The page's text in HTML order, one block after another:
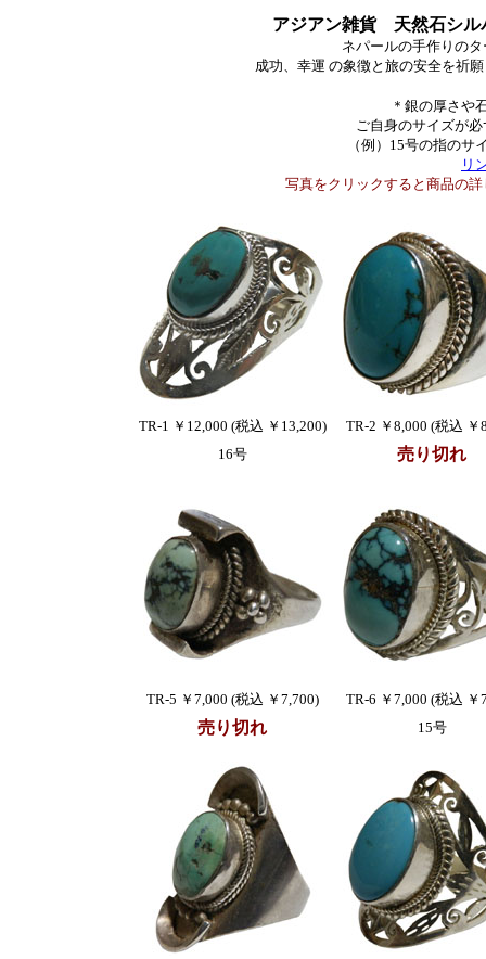
アジアン雑貨 天然石シル
ネパールの手作りの
成功、幸運 の象徴と旅の安全を祈
＊銀の厚さや
ご自身のサイズが
（例）15号の指のサ
リ
写真をクリックすると商品の
TR-1 ￥12,000 (税込 ￥13,200)
TR-2 ￥8,000 (税込 ￥
16号
売り切れ
TR-5 ￥7,000 (税込 ￥7,700) TR-6 ￥7,000 (税込 ￥
売り切れ 15号